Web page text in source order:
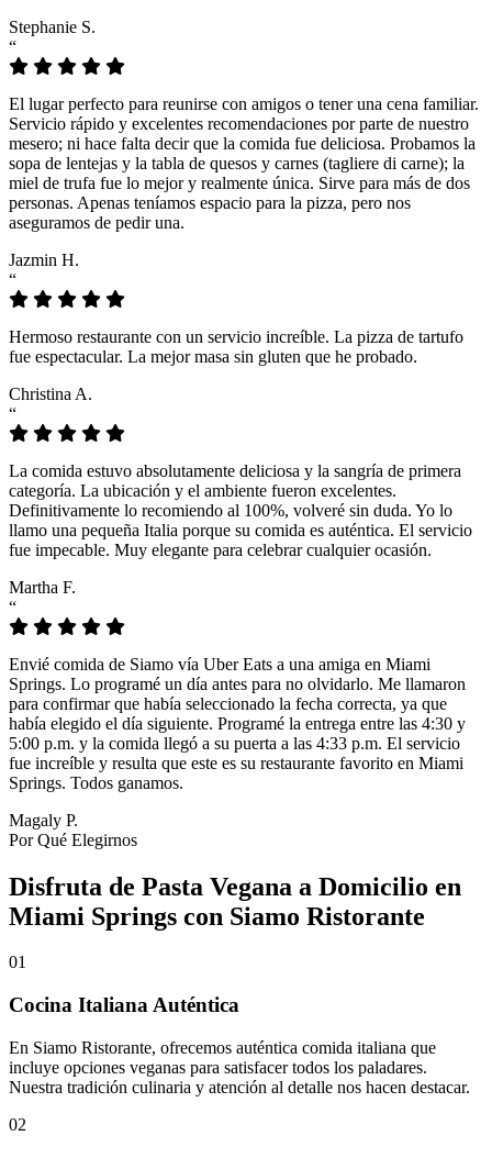
Stephanie S.
“
El lugar perfecto para reunirse con amigos o tener una cena familiar.
Servicio rápido y excelentes recomendaciones por parte de nuestro
mesero; ni hace falta decir que la comida fue deliciosa. Probamos la
sopa de lentejas y la tabla de quesos y carnes (tagliere di carne); la
miel de trufa fue lo mejor y realmente única. Sirve para más de dos
personas. Apenas teníamos espacio para la pizza, pero nos
aseguramos de pedir una.
Jazmin H.
“
Hermoso restaurante con un servicio increíble. La pizza de tartufo
fue espectacular. La mejor masa sin gluten que he probado.
Christina A.
“
La comida estuvo absolutamente deliciosa y la sangría de primera
categoría. La ubicación y el ambiente fueron excelentes.
Definitivamente lo recomiendo al 100%, volveré sin duda. Yo lo
llamo una pequeña Italia porque su comida es auténtica. El servicio
fue impecable. Muy elegante para celebrar cualquier ocasión.
Martha F.
“
Envié comida de Siamo vía Uber Eats a una amiga en Miami
Springs. Lo programé un día antes para no olvidarlo. Me llamaron
para confirmar que había seleccionado la fecha correcta, ya que
había elegido el día siguiente. Programé la entrega entre las 4:30 y
5:00 p.m. y la comida llegó a su puerta a las 4:33 p.m. El servicio
fue increíble y resulta que este es su restaurante favorito en Miami
Springs. Todos ganamos.
Magaly P.
Por Qué Elegirnos
Disfruta de Pasta Vegana a Domicilio en
Miami Springs con Siamo Ristorante
01
Cocina Italiana Auténtica
En Siamo Ristorante, ofrecemos auténtica comida italiana que
incluye opciones veganas para satisfacer todos los paladares.
Nuestra tradición culinaria y atención al detalle nos hacen destacar.
02